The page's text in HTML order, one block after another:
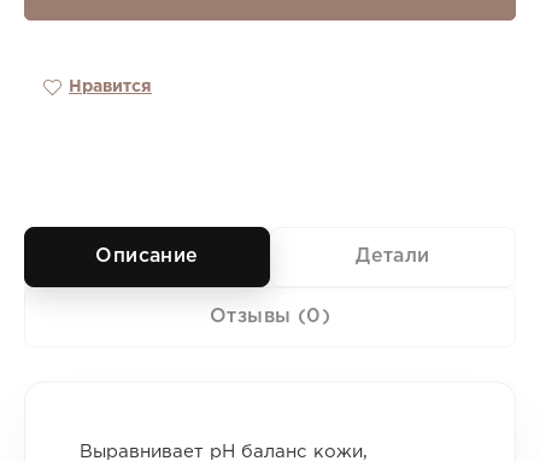
Нравится
Описание Детали
Отзывы (0)
Выравнивает рН баланс кожи,